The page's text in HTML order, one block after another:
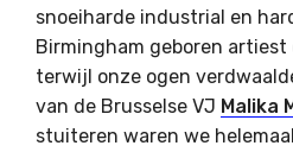
snoeiharde industrial en
Birmingham geboren
terwijl onze ogen
van de Brusselse VJ Malika
stuiteren waren we